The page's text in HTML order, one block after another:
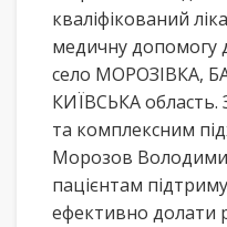
кваліфікований
медичну допомогу
село МОРОЗІВКА,
КИЇВСЬКА область.
та комплексним
Морозов
пацієнтам
ефективно долати